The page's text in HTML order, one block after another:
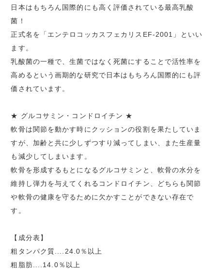
日本はもちろん国際的にも高く評価されている最高乳酸
菌！
正式名を「エンテロコッカスフェカリスEF-2001」といい
ます。
乳酸菌の一種で、生菌ではなく死菌にすることで活性率を
高めるという画期的な研究で日本はもちろん国際的にも評
価されています。
★ グルコサミン・コンドロイチン ★
軟骨は関節を動かす時にクッションの役割を果たしていま
すが、加齢と共に少しずつすり減ってしまい、また生産量
も減少してしまいます。
軟骨を形成するもとになるグルコサミンと、軟骨の水分を
維持し弾力を与えてくれるコンドロイチン、どちらも関節
や軟骨の健康を守るために欠かすことができない存在で
す。
【成分表】
粗タンパク質....24.0％以上
粗脂肪....14.0％以上